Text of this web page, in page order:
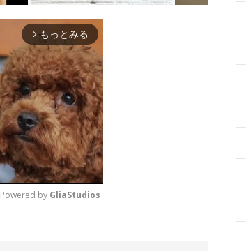
arrow_forward_ios もっとみる
Powered by GliaStudios